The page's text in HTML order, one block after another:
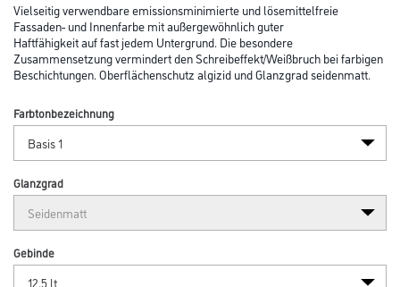
Vielseitig verwendbare emissionsminimierte und lösemittelfreie
Fassaden- und Innen­farbe mit außergewöhnlich guter
Haftfähig­keit auf fast jedem Untergrund. Die besondere
Zusammensetzung vermindert den Schreibeffekt/Weißbruch bei farbigen
Beschichtungen. Oberflächenschutz algizid und Glanzgrad seidenmatt.
Farbtonbezeichnung
Glanzgrad
Gebinde